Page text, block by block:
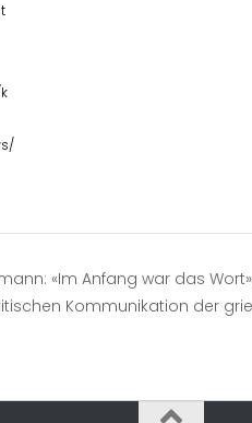
«Im Anfang war das
Kommunikation der